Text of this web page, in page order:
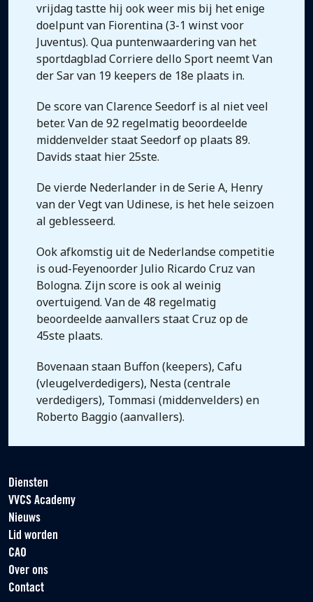
vrijdag tastte hij ook weer mis bij het enige
doelpunt van Fiorentina (3-1 winst voor
Juventus). Qua puntenwaardering van het
sportdagblad Corriere dello Sport neemt Van
der Sar van 19 keepers de 18e plaats in.
De score van Clarence Seedorf is al niet veel
beter. Van de 92 regelmatig beoordeelde
middenvelder staat Seedorf op plaats 89.
Davids staat hier 25ste.
De vierde Nederlander in de Serie A, Henry
van der Vegt van Udinese, is het hele seizoen
al geblesseerd.
Ook afkomstig uit de Nederlandse competitie
is oud-Feyenoorder Julio Ricardo Cruz van
Bologna. Zijn score is ook al weinig
overtuigend. Van de 48 regelmatig
beoordeelde aanvallers staat Cruz op de
45ste plaats.
Bovenaan staan Buffon (keepers), Cafu
(vleugelverdedigers), Nesta (centrale
verdedigers), Tommasi (middenvelders) en
Roberto Baggio (aanvallers).
Diensten
VVCS Academy
Nieuws
Lid worden
CAO
Over ons
Contact